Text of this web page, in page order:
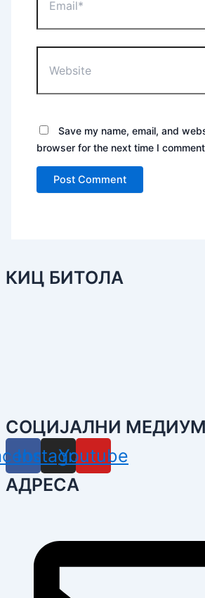
Save my name, email, and
browser for the next time I
КИЦ БИТОЛА
СОЦИЈАЛНИ
Instagram
Youtube
АДРЕСА